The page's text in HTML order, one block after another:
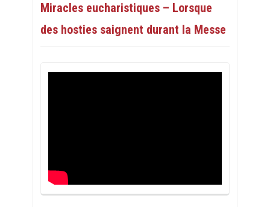
Miracles eucharistiques – Lorsque
des hosties saignent durant la Messe